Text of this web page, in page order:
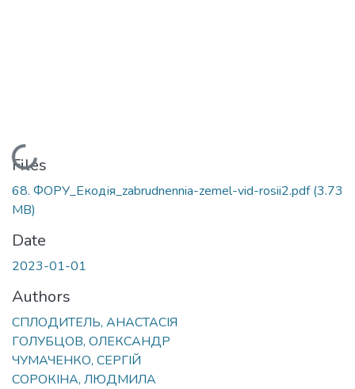
Loading...
Files
68. ФОРУ_Екодія_zabrudnennia-zemel-vid-rosii2.pdf(3.73
MB)
Date
2023-01-01
Authors
СПЛОДИТЕЛЬ, АНАСТАСІЯ
ГОЛУБЦОВ, ОЛЕКСАНДР
ЧУМАЧЕНКО, СЕРГІЙ
СОРОКІНА, ЛЮДМИЛА